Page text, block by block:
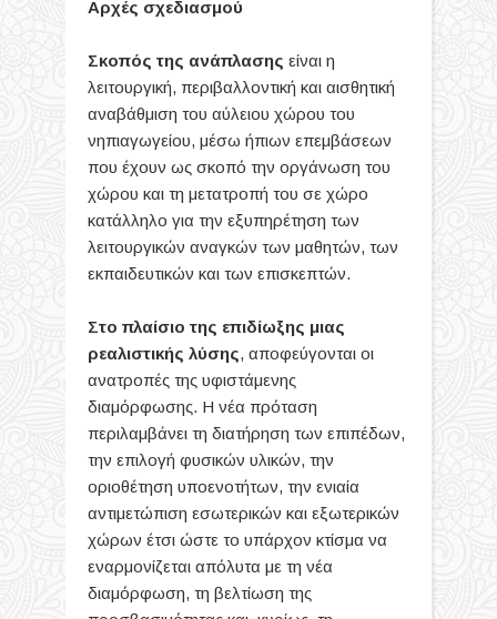
Αρχές σχεδιασμού
Σκοπός της ανάπλασης είναι η
λειτουργική, περιβαλλοντική και αισθητική
αναβάθμιση του αύλειου χώρου του
νηπιαγωγείου, μέσω ήπιων επεμβάσεων
που έχουν ως σκοπό την οργάνωση του
χώρου και τη μετατροπή του σε χώρο
κατάλληλο για την εξυπηρέτηση των
λειτουργικών αναγκών των μαθητών, των
εκπαιδευτικών και των επισκεπτών.
Στο πλαίσιο της επιδίωξης μιας
ρεαλιστικής λύσης, αποφεύγονται οι
ανατροπές της υφιστάμενης
διαμόρφωσης. Η νέα πρόταση
περιλαμβάνει τη διατήρηση των επιπέδων,
την επιλογή φυσικών υλικών, την
οριοθέτηση υποενοτήτων, την ενιαία
αντιμετώπιση εσωτερικών και εξωτερικών
χώρων έτσι ώστε το υπάρχον κτίσμα να
εναρμονίζεται απόλυτα με τη νέα
διαμόρφωση, τη βελτίωση της